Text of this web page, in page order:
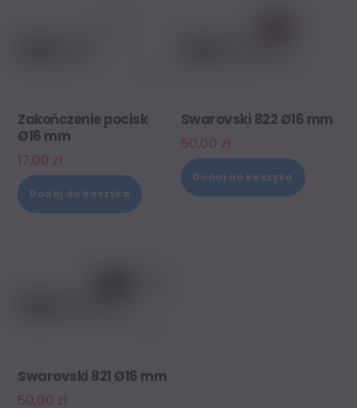
Zakończenie pocisk
Ø16 mm
17,00 zł
Dodaj do koszyka
Swarovski 822 Ø16 mm
50,00 zł
Dodaj do koszyka
Swarovski 821 Ø16 mm
50,00 zł